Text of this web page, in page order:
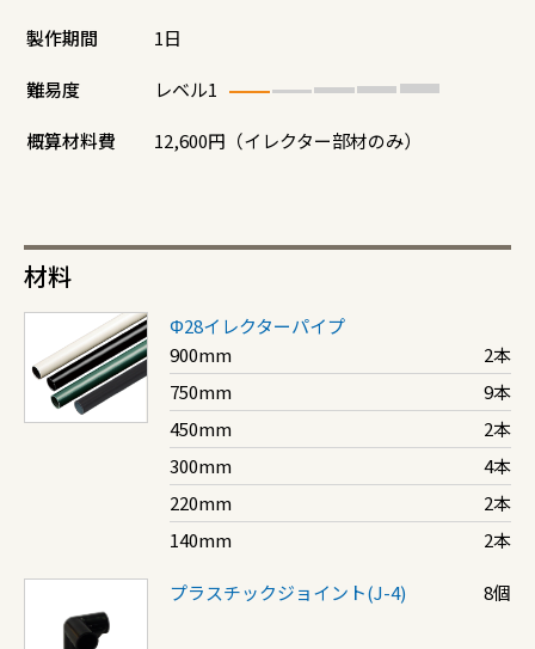
製作期間 1日
難易度 レベル1
概算材料費 12,600円（イレクター部材のみ）
材料
Φ28イレクターパイプ
900mm
2本
750mm
9本
450mm
2本
300mm
4本
220mm
2本
140mm
2本
プラスチックジョイント(J-4) 8個